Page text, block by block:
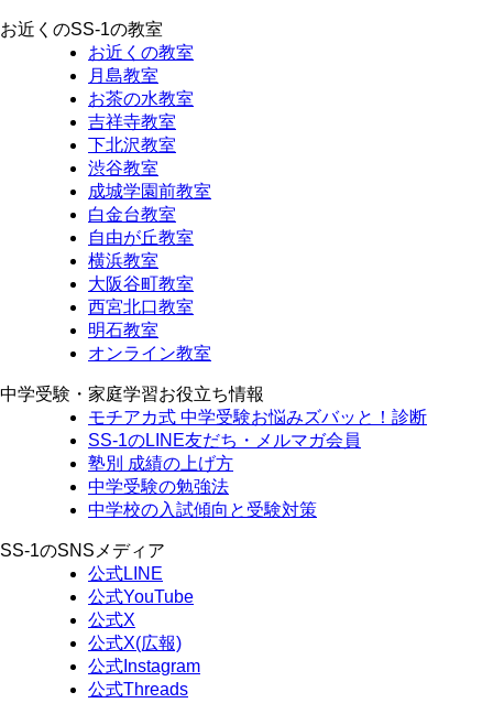
お近くのSS-1の教室
お近くの教室
月島教室
お茶の水教室
吉祥寺教室
下北沢教室
渋谷教室
成城学園前教室
白金台教室
自由が丘教室
横浜教室
大阪谷町教室
西宮北口教室
明石教室
オンライン教室
中学受験・家庭学習お役立ち情報
モチアカ式 中学受験お悩みズバッと！診断
SS-1のLINE友だち・メルマガ会員
塾別 成績の上げ方
中学受験の勉強法
中学校の入試傾向と受験対策
SS-1のSNSメディア
公式LINE
公式YouTube
公式X
公式X(広報)
公式Instagram
公式Threads